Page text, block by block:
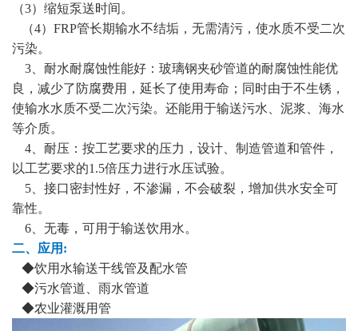
（3）缩短泵送时间。
（4）FRP管长期输水不结垢，无需清污，使水质不受二次
污染。
3、耐水耐腐蚀性能好：玻璃钢夹砂管道的耐腐蚀性能优
良，减少了防腐费用，延长了使用寿命；同时由于不生锈，
使输水水质不受二次污染。还能用于输送污水、泥浆、海水
等介质。
4、耐压：按工艺要求的压力，设计、制造管道和管件，
以工艺要求的1.5倍压力进行水压试验。
5、接口密封性好，不渗漏，不会破裂，增加供水安全可
靠性。
6、无毒，可用于输送饮用水。
二、应用:
◆饮用水输送干线管及配水管
◆污水管道、雨水管道
◆农业灌溉用管